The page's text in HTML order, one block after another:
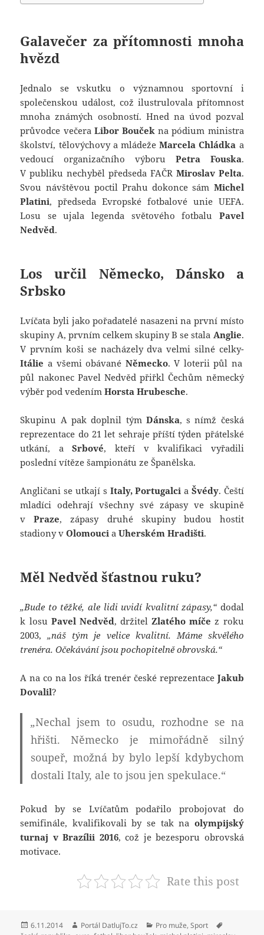
Galavečer za přítomnosti mnoha
hvězd
Jednalo se vskutku o významnou sportovní i
společenskou událost, což ilustrulovala přítomnost
mnoha známých osobností. Hned na úvod pozval
průvodce večera Libor Bouček na pódium ministra
školství, tělovýchovy a mládežeMarcela Chládka a
vedoucí organizačního výboru Petra Fouska.
V publiku nechyběl předseda FAČR Miroslav Pelta.
Svou návštěvou poctil Prahu dokonce sám Michel
Platini, předseda Evropské fotbalové unie UEFA.
Losu se ujala legenda světového fotbalu Pavel
Nedvěd.
Los určil Německo, Dánsko a
Srbsko
Lvíčata byli jako pořadatelé nasazeni na první místo
skupiny A, prvním celkem skupiny B se stala Anglie.
V prvním koši se nacházely dva velmi silné celky-
Itálie a všemi obávané Německo. V loterii půl na
půl nakonec Pavel Nedvěd přiřkl Čechům německý
výběr pod vedenímHorsta Hrubesche.
Skupinu A pak doplnil tým Dánska, s nímž česká
reprezentace do 21 let sehraje příští týden přátelské
utkání, aSrbové, kteří v kvalifikaci vyřadili
poslední vítěze šampionátu ze Španělska.
Angličani se utkají s Italy, Portugalci a Švédy. Čeští
mladíci odehrají všechny své zápasy ve skupině
vPraze, zápasy druhé skupiny budou hostit
stadiony vOlomouci aUherském Hradišti.
Měl Nedvěd šťastnou ruku?
„Bude to těžké, ale lidi uvidí kvalitní zápasy,“dodal
k losu Pavel Nedvěd, držitel Zlatého míče z roku
2003, „náš tým je velice kvalitní. Máme skvělého
trenéra. Očekávání jsou pochopitelně obrovská.“
A na co na los říká trenér české reprezentaceJakub
Dovalil?
„Nechal jsem to osudu, rozhodne se na
hřišti. Německo je mimořádně silný
soupeř, možná by bylo lepší kdybychom
dostali Italy, ale to jsou jen spekulace.“
Pokud by se Lvíčatům podařilo probojovat do
semifinále, kvalifikovali by se tak na olympijský
turnaj v Brazílii 2016, což je bezesporu obrovská
motivace.
Rate this post
Publikováno:
6.11.2014 Autor:
Portál DatlujTo.cz Rubriky:
Pro muže,Sport